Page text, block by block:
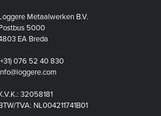
Metaalwerken B.V.
5000
EA Breda
076 52 40 830
32058181
TVA: NL004211741B01